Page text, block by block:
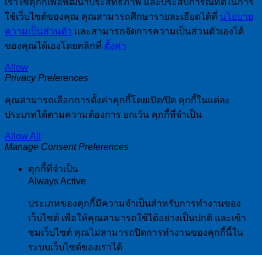
เราใช้คุกกี้เพื่อพัฒนาประสิทธิภาพ และประสบการณ์ที่ดีในการ
ใช้เว็บไซต์ของคุณ คุณสามารถศึกษารายละเอียดได้ที่ นโยบาย
ความเป็นส่วนตัว และสามารถจัดการความเป็นส่วนตัวเองได้
ของคุณได้เองโดยคลิกที่ ตั้งค่า
Allow
Privacy Preferences
คุณสามารถเลือกการตั้งค่าคุกกี้โดยเปิด/ปิด คุกกี้ในแต่ละ
ประเภทได้ตามความต้องการ ยกเว้น คุกกี้ที่จำเป็น
Allow All
Manage Consent Preferences
คุกกี้ที่จำเป็น
Always Active
ประเภทของคุกกี้มีความจำเป็นสำหรับการทำงานของ
เว็บไซต์ เพื่อให้คุณสามารถใช้ได้อย่างเป็นปกติ และเข้า
ชมเว็บไซต์ คุณไม่สามารถปิดการทำงานของคุกกี้นี้ใน
ระบบเว็บไซต์ของเราได้